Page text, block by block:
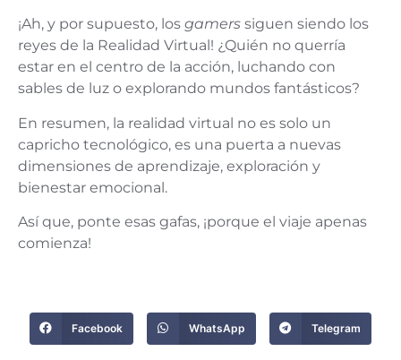
¡Ah, y por supuesto, los gamers siguen siendo los
reyes de la Realidad Virtual! ¿Quién no querría
estar en el centro de la acción, luchando con
sables de luz o explorando mundos fantásticos?
En resumen, la realidad virtual no es solo un
capricho tecnológico, es una puerta a nuevas
dimensiones de aprendizaje, exploración y
bienestar emocional.
Así que, ponte esas gafas, ¡porque el viaje apenas
comienza!
Facebook WhatsApp Telegram